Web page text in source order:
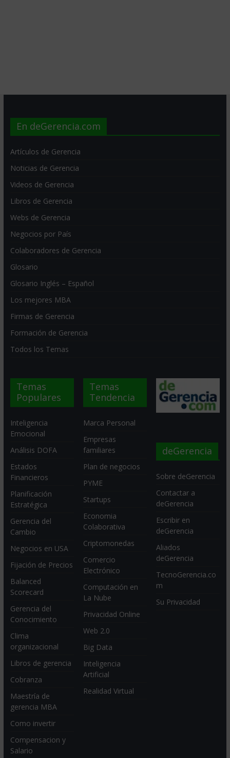
En deGerencia.com
Artículos de Gerencia
Noticias de Gerencia
Videos de Gerencia
Libros de Gerencia
Webs de Gerencia
Negocios por País
Colaboradores de Gerencia
Glosario
Glosario Inglés – Español
Los mejores MBA
Firmas de Gerencia
Formación de Gerencia
Todos los Temas
Temas
Populares
Inteligencia
Emocional
Análisis DOFA
Estados
Financieros
Planificación
Estratégica
Gerencia del
Cambio
Negocios en USA
Fijación de Precios
Balanced
Scorecard
Gerencia del
Conocimiento
Clima
organizacional
Libros de gerencia
Cobranza
Maestría de
gerencia MBA
Como invertir
Compensacion y
Salario
Temas
Tendencia
Marca Personal
Empresas
familiares
Plan de negocios
PYME
Startups
Economia
Colaborativa
Criptomonedas
Comercio
Electrónico
Computación en
La Nube
Privacidad Online
Web 2.0
Big Data
Inteligencia
Artificial
Realidad Virtual
deGerencia
Sobre deGerencia
Contactar a
deGerencia
Escribir en
deGerencia
Aliados
deGerencia
TecnoGerencia.co
m
Su Privacidad